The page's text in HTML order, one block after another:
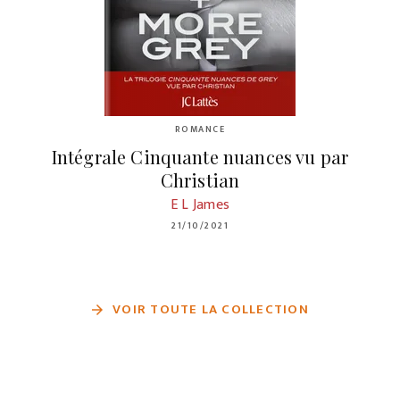
ROMANCE
Intégrale Cinquante nuances vu par
Christian
E L James
21/10/2021
arrow_forward VOIR TOUTE LA COLLECTION